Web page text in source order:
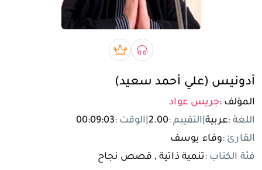
تسجيل الدخول
مستخدم جديد
صوتي bookبريميوم book
أدونيس (علي أحمد سعيد)
المؤلف :جريس عواد
اللغة :عربية التقييم :2.00 الوقت :00:09:03
القارئ :وفاء يوسف
فئة الكتاب :تنمية ذاتية , قصص نجاح